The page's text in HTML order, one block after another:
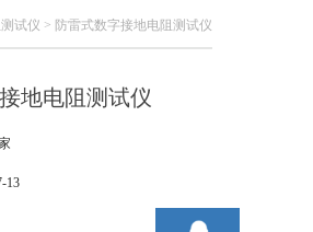
试仪 > 防雷式数字接地电阻测试仪
地电阻测试仪
13